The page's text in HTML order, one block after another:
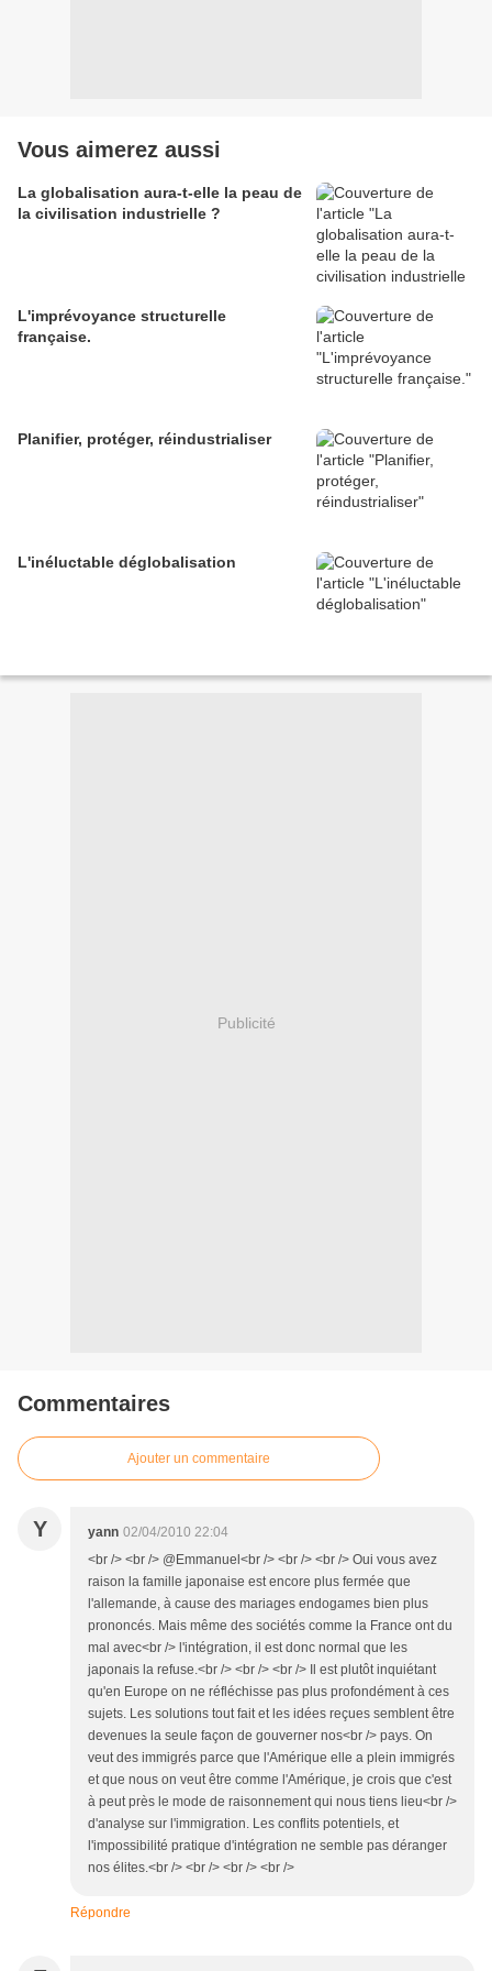
Vous aimerez aussi
La globalisation aura-t-elle la peau de
la civilisation industrielle ?
L'imprévoyance structurelle
française.
Planifier, protéger, réindustrialiser
L'inéluctable déglobalisation
Publicité
Commentaires
Ajouter un commentaire
Y yann 02/04/2010 22:04
<br /> <br /> @Emmanuel<br /> <br /> <br /> Oui vous avez
raison la famille japonaise est encore plus fermée que
l'allemande, à cause des mariages endogames bien plus
prononcés. Mais même des sociétés comme la France ont du
mal avec<br /> l'intégration, il est donc normal que les
japonais la refuse.<br /> <br /> <br /> Il est plutôt inquiétant
qu'en Europe on ne réfléchisse pas plus profondément à ces
sujets. Les solutions tout fait et les idées reçues semblent être
devenues la seule façon de gouverner nos<br /> pays. On
veut des immigrés parce que l'Amérique elle a plein immigrés
et que nous on veut être comme l'Amérique, je crois que c'est
à peut près le mode de raisonnement qui nous tiens lieu<br />
d'analyse sur l'immigration. Les conflits potentiels, et
l'impossibilité pratique d'intégration ne semble pas déranger
nos élites.<br /> <br /> <br /> <br />
Répondre